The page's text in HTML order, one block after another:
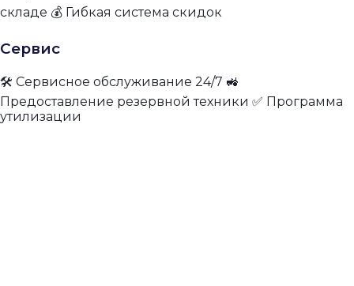
складе 💰 Гибкая система скидок
Сервис
🛠 Сервисное обслуживание 24/7 🚜
Предоставление резервной техники ✅ Программа
утилизации